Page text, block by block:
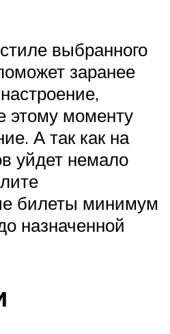
выбранного
заранее
этому моменту
А так как на
уйдет немало
билеты минимум
назначенной